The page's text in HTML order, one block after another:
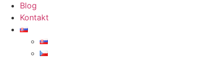
Blog
Kontakt